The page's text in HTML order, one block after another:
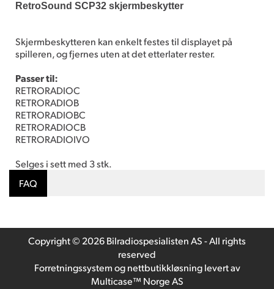
RetroSound SCP32 skjermbeskytter
Skjermbeskytteren kan enkelt festes til displayet på
spilleren, og fjernes uten at det etterlater rester.
Passer til:
RETRORADIOC
RETRORADIOB
RETRORADIOBC
RETRORADIOCB
RETRORADIOIVO
Selges i sett med 3 stk.
FAQ
Copyright © 2026 Bilradiospesialisten AS - All rights
reserved
Forretningssystemognettbutikkløsninglevert av
Multicase™ Norge AS